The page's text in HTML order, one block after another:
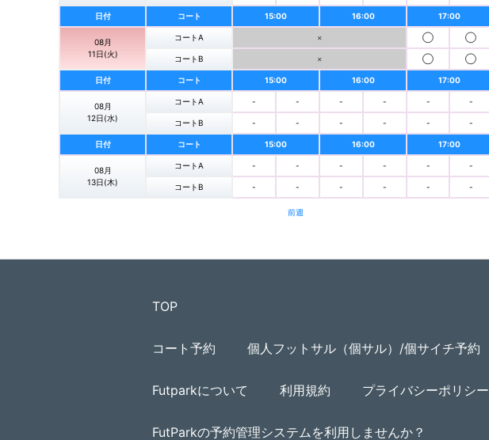
日付 コート 15:00 16:00 17:00
08月
11日(火)
コートA × ◯ ◯
コートB × ◯ ◯
日付 コート 15:00 16:00 17:00
08月
12日(水)
コートA - - - - - -
コートB - - - - - -
日付 コート 15:00 16:00 17:00
08月
13日(木)
コートA - - - - - -
コートB - - - - - -
前週
TOP
コート予約 個人フットサル（個サル）/個サイチ予約
Futparkについて 利用規約 プライバシーポリシー
FutParkの予約管理システムを利用しませんか？